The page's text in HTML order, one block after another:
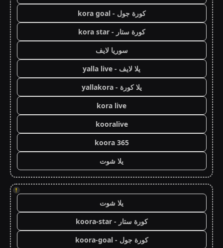
كورة جول - kora goal
كورة ستار - kora star
سوريا لايف
يلا لايف - yalla live
يلا كورة - yallakora
kora live
kooralive
koora 365
يلا شوت
!
يلا شوت
كورة ستار - koora-star
كورة جول - koora-goal